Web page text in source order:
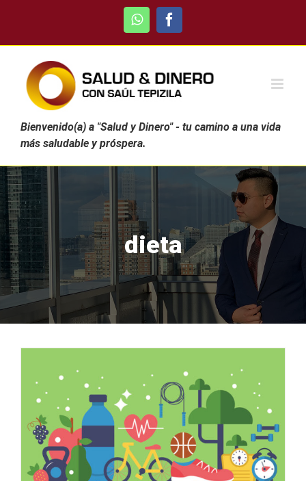
WhatsAppFacebook
Bienvenido(a) a "Salud y Dinero" - tu camino a una vida
más saludable y próspera.
dieta